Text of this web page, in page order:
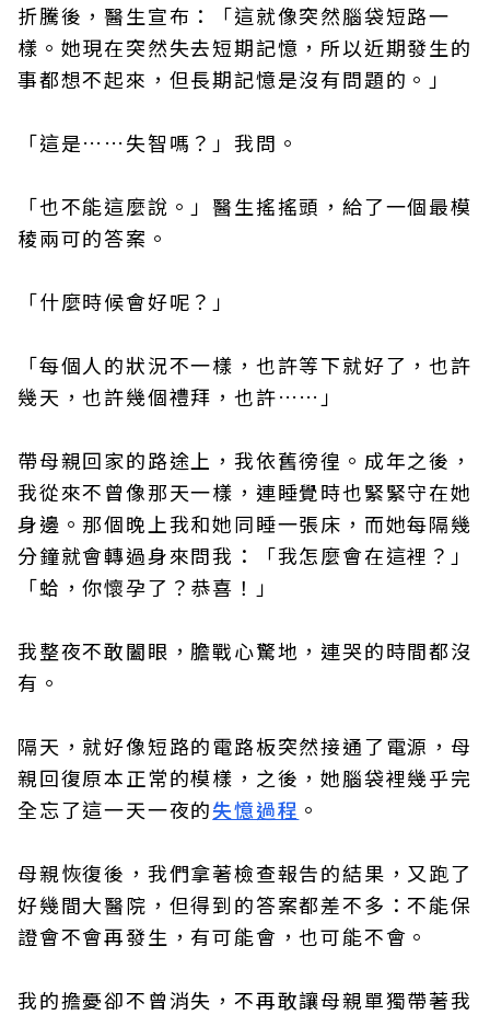
折騰後，醫生宣布：「這就像突然腦袋短路一
樣。她現在突然失去短期記憶，所以近期發生的
事都想不起來，但長期記憶是沒有問題的。」
「這是……失智嗎？」我問。
「也不能這麼說。」醫生搖搖頭，給了一個最模
稜兩可的答案。
「什麼時候會好呢？」
「每個人的狀況不一樣，也許等下就好了，也許
幾天，也許幾個禮拜，也許……」
帶母親回家的路途上，我依舊徬徨。成年之後，
我從來不曾像那天一樣，連睡覺時也緊緊守在她
身邊。那個晚上我和她同睡一張床，而她每隔幾
分鐘就會轉過身來問我：「我怎麼會在這裡？」
「蛤，你懷孕了？恭喜！」
我整夜不敢闔眼，膽戰心驚地，連哭的時間都沒
有。
隔天，就好像短路的電路板突然接通了電源，母
親回復原本正常的模樣，之後，她腦袋裡幾乎完
全忘了這一天一夜的失憶過程 。
母親恢復後，我們拿著檢查報告的結果，又跑了
好幾間大醫院，但得到的答案都差不多：不能保
證會不會再發生，有可能會，也可能不會。
我的擔憂卻不曾消失，不再敢讓母親單獨帶著我